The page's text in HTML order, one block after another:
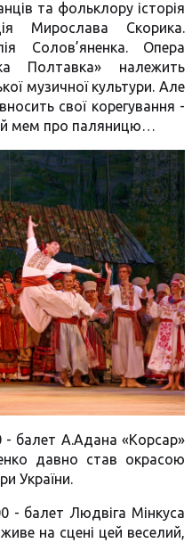
та фольклору історія
Мирослава Скорика.
Солов’яненка. Опера
Полтавка» належить
музичної культури. Але
свої корегування -
мем про паляницю…
- балет А.Адана «Корсар»
давно став окрасою
України.
- балет Людвіга Мінкуса
на сцені цей веселий,